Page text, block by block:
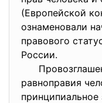
(Европейской
ознаменовали
правового
России.
равноправия
принципиальное